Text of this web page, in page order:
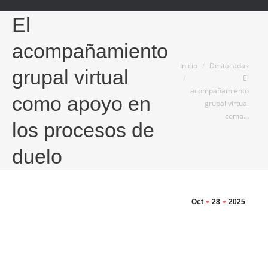
El
acompañamiento
grupal virtual
como apoyo en
los procesos de
duelo
Estás aquí:
Inicio
Destacadas
El
acompañamiento
grupal virtual
como…
Oct 28 2025